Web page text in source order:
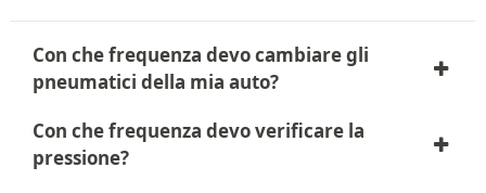
Con che frequenza devo cambiare gli
pneumatici della mia auto?
Con che frequenza devo verificare la
pressione?